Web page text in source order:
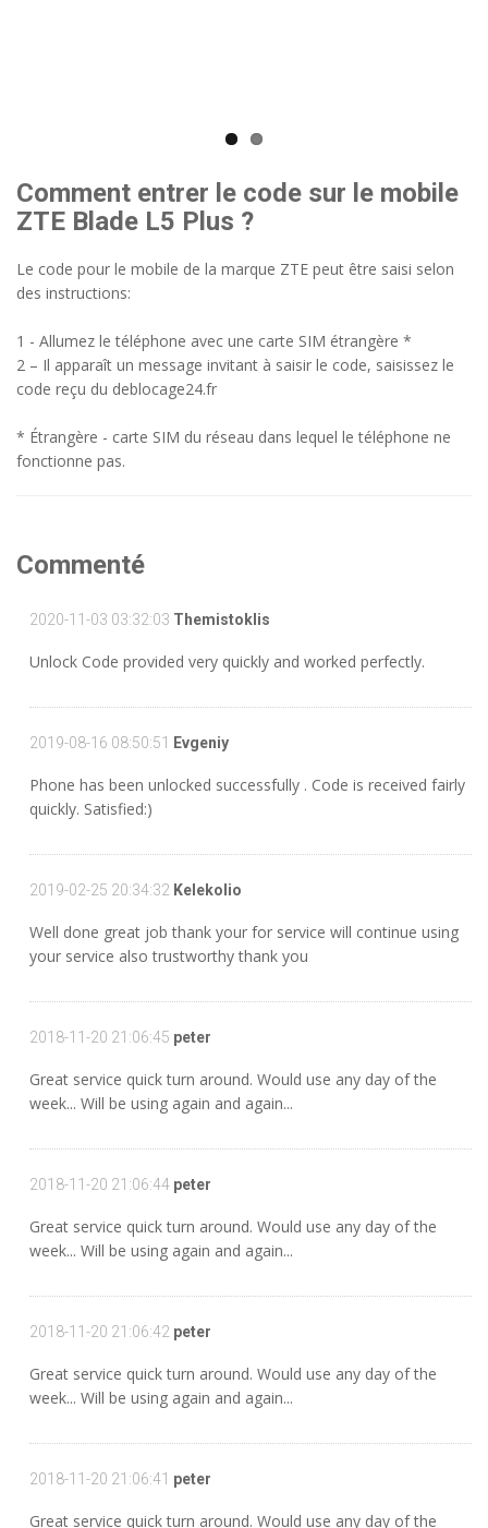
Comment entrer le code sur le mobile
ZTE Blade L5 Plus ?
Le code pour le mobile de la marque ZTE peut être saisi selon
des instructions:
1 - Allumez le téléphone avec une carte SIM étrangère *
2 – Il apparaît un message invitant à saisir le code, saisissez le
code reçu du deblocage24.fr
* Étrangère - carte SIM du réseau dans lequel le téléphone ne
fonctionne pas.
Commenté
2020-11-03 03:32:03 Themistoklis
Unlock Code provided very quickly and worked perfectly.
2019-08-16 08:50:51 Evgeniy
Phone has been unlocked successfully . Code is received fairly
quickly. Satisfied:)
2019-02-25 20:34:32 Kelekolio
Well done great job thank your for service will continue using
your service also trustworthy thank you
2018-11-20 21:06:45 peter
Great service quick turn around. Would use any day of the
week... Will be using again and again...
2018-11-20 21:06:44 peter
Great service quick turn around. Would use any day of the
week... Will be using again and again...
2018-11-20 21:06:42 peter
Great service quick turn around. Would use any day of the
week... Will be using again and again...
2018-11-20 21:06:41 peter
Great service quick turn around. Would use any day of the